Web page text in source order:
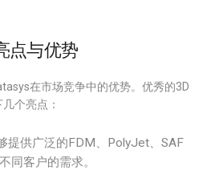
点与优势
在市场竞争中的优势。优秀的3D
个亮点：
提供广泛的FDM、PolyJet、SAF
同客户的需求。